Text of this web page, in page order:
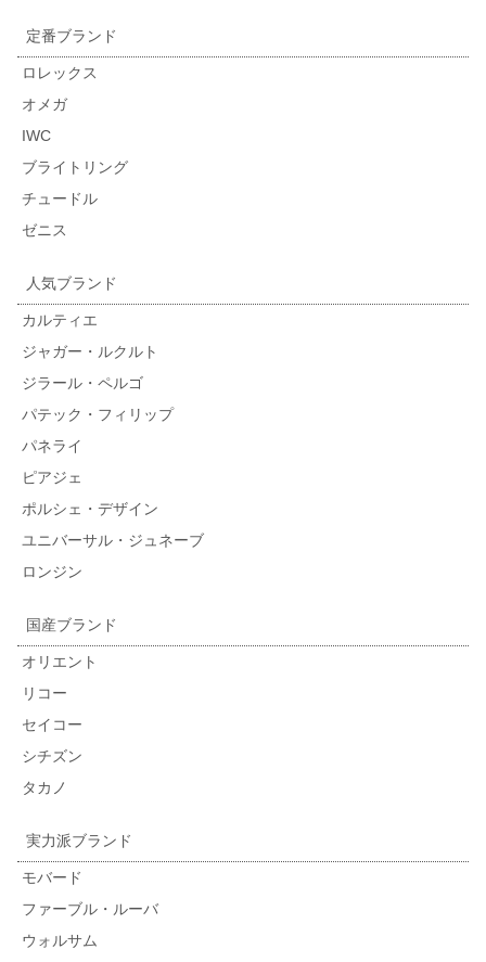
定番ブランド
ロレックス
オメガ
IWC
ブライトリング
チュードル
ゼニス
人気ブランド
カルティエ
ジャガー・ルクルト
ジラール・ペルゴ
パテック・フィリップ
パネライ
ピアジェ
ポルシェ・デザイン
ユニバーサル・ジュネーブ
ロンジン
国産ブランド
オリエント
リコー
セイコー
シチズン
タカノ
実力派ブランド
モバード
ファーブル・ルーバ
ウォルサム